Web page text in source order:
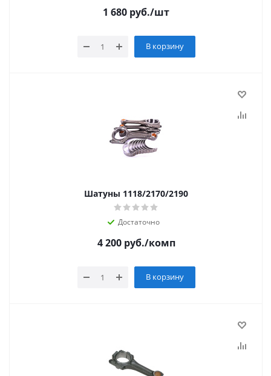
1 680 руб./шт
В корзину
Шатуны 1118/2170/2190
Достаточно
4 200руб./комп
В корзину